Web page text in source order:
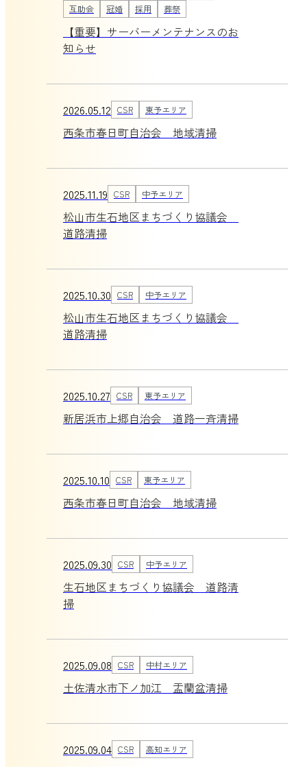
互助会
冠婚 採用 葬祭
【重要】サーバーメンテナンスのお
知らせ
2026.05.12 CSR 東予エリア
西条市春日町自治会 地域清掃
2025.11.19 CSR 中予エリア
松山市生石地区まちづくり協議会
道路清掃
2025.10.30 CSR 中予エリア
松山市生石地区まちづくり協議会
道路清掃
2025.10.27 CSR 東予エリア
新居浜市上郷自治会 道路一斉清掃
2025.10.10 CSR 東予エリア
西条市春日町自治会 地域清掃
2025.09.30 CSR 中予エリア
生石地区まちづくり協議会 道路清
掃
2025.09.08 CSR 中村エリア
土佐清水市下ノ加江 盂蘭盆清掃
2025.09.04 CSR 高知エリア